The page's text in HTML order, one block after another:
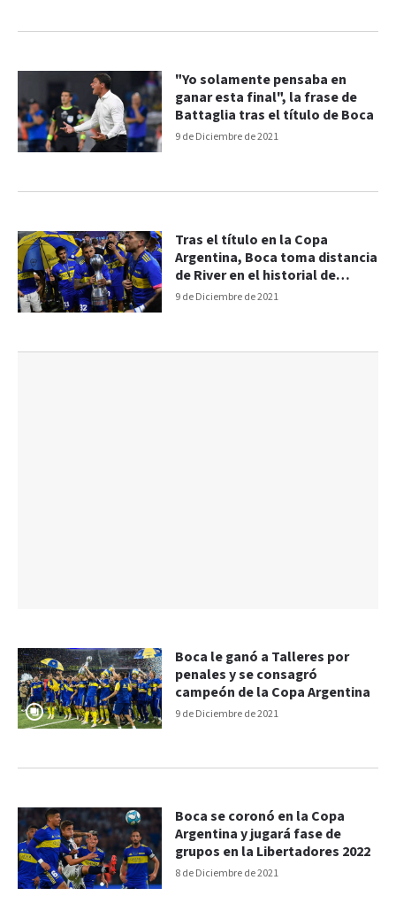
9 de Diciembre de 2021
"Yo solamente pensaba en
ganar esta final", la frase de
Battaglia tras el título de Boca
9 de Diciembre de 2021
Tras el título en la Copa
Argentina, Boca toma distancia
de River en el historial de
títulos
9 de Diciembre de 2021
Boca le ganó a Talleres por
penales y se consagró
campeón de la Copa Argentina
8 de Diciembre de 2021
Boca se coronó en la Copa
Argentina y jugará fase de
grupos en la Libertadores 2022